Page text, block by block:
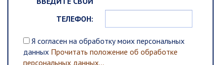
ТЕЛЕФОН:
Я согласен на обработку моих персональных
данных Прочитать положение об обработке
персональных данных...